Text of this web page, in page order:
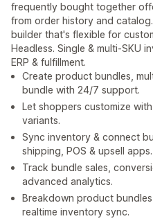
frequently bought together
from order history and
builder that's flexible for
Headless. Single & multi-SKU
ERP & fulfillment.
Create product bundles,
bundle with 24/7 support.
Let shoppers customize
variants.
Sync inventory & connect
shipping, POS & upsell apps.
Track bundle sales,
advanced analytics.
Breakdown product
realtime inventory sync.